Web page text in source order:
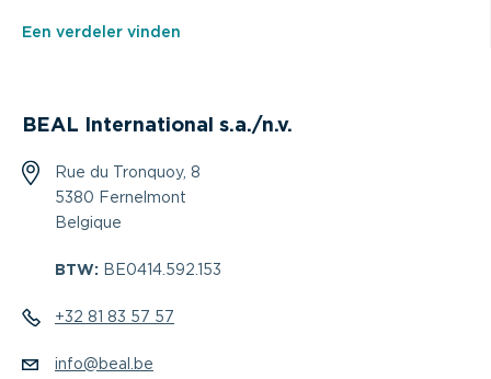
Een verdeler vinden
BEAL International s.a./n.v.
Rue du Tronquoy, 8
5380 Fernelmont
Belgique
BTW: BE0414.592.153
+32 81 83 57 57
info@beal.be